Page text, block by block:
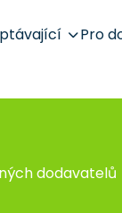
Pro
dodavatelů